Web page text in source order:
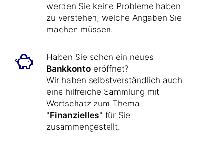
werden Sie keine Probleme haben
zu verstehen, welche Angaben Sie
machen müssen.
Haben Sie schon ein neues
Bankkonto eröffnet?
Wir haben selbstverständlich auch
eine hilfreiche Sammlung mit
Wortschatz zum Thema
"Finanzielles" für Sie
zusammengestellt.